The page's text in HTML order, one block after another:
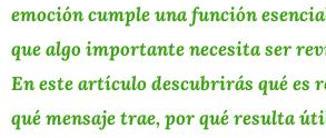
emoción cumple una función
que algo importante necesita ser
En este artículo descubrirás qué es
qué mensaje trae, por qué resulta